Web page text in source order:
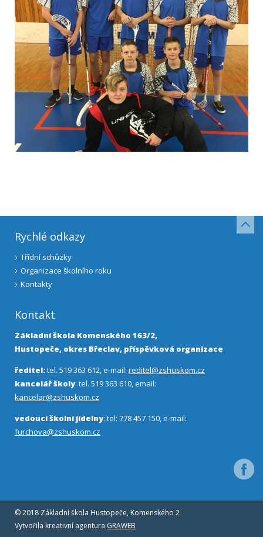
Rychlé odkazy
Třídní schůzky
Organizace školního roku
Kontakty
Kontakt
Základní škola Komenského 163/2,
Hustopeče, okres Břeclav, příspěvková organizace
ředitel:tel. 519 363 612, e-mail: reditel@zshuskom.cz
kancelář školy: tel. 519 363 610, email:
kancelar@zshuskom.cz
vedoucí školní jídelny: tel: 778 457 150, e-mail:
furchova@zshuskom.cz
© 2018 Základní škola Hustopeče, Komenského 2
Vytvořila kreativní agentura GRAWEB